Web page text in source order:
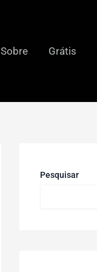
Sobre Grátis
Pesquisar